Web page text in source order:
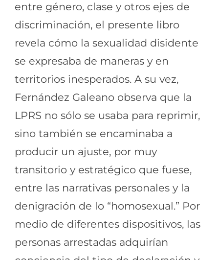
entre género, clase y otros ejes de
discriminación, el presente libro
revela cómo la sexualidad disidente
se expresaba de maneras y en
territorios inesperados. A su vez,
Fernández Galeano observa que la
LPRS no sólo se usaba para reprimir,
sino también se encaminaba a
producir un ajuste, por muy
transitorio y estratégico que fuese,
entre las narrativas personales y la
denigración de lo “homosexual.” Por
medio de diferentes dispositivos, las
personas arrestadas adquirían